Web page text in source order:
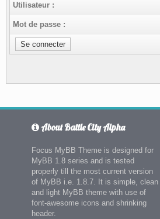
Utilisateur :
Mot de passe :
About Battle City Alpha
Focus MyBB Theme is designed for
MyBB 1.8 series and is tested
properly till the most current version
of MyBB i.e. 1.8.7. It is simple, clean
and light MyBB theme with use of
font-awesome icons and shrinking
header.